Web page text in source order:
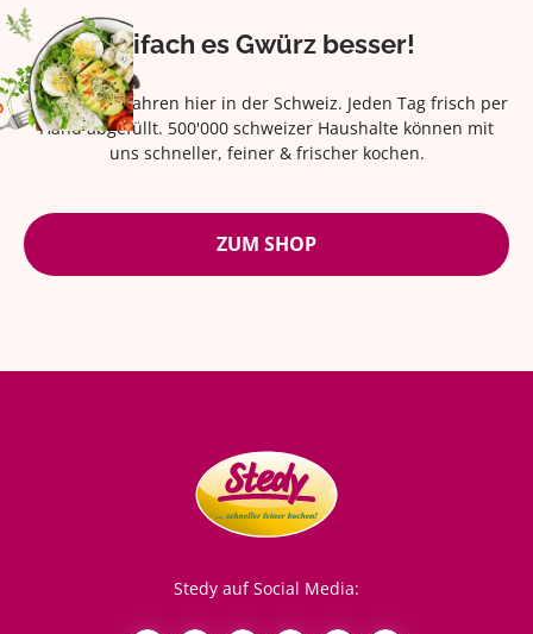
Eifach es Gwürz besser!
Seit über 42 Jahren hier in der Schweiz. Jeden Tag frisch per
Hand abgefüllt. 500'000 schweizer Haushalte können mit
uns schneller, feiner & frischer kochen.
ZUM SHOP
Stedy auf Social Media: